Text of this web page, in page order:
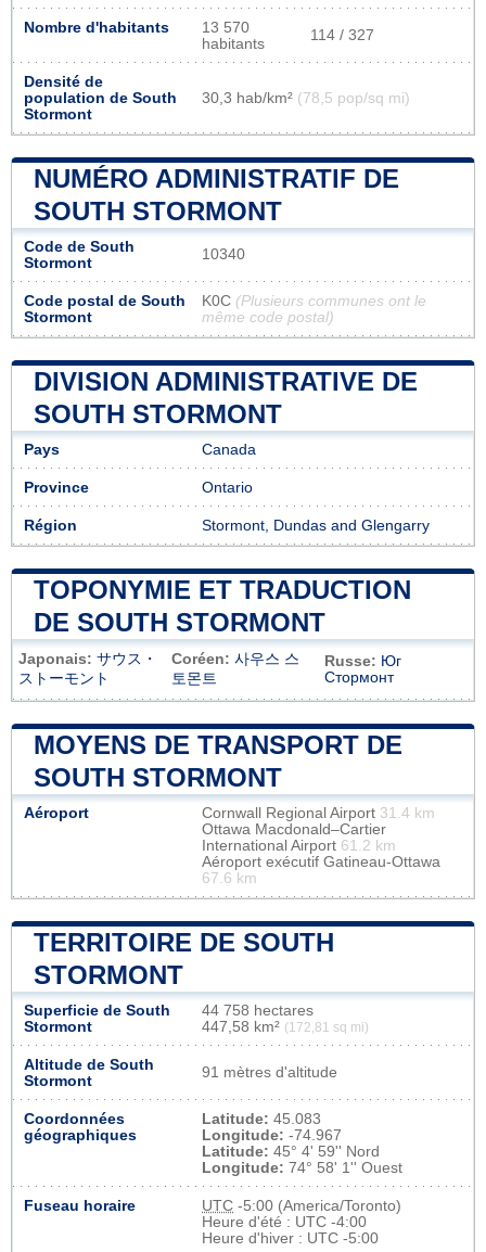
Nombre d'habitants
13 570
habitants
114 / 327
Densité de
population de South
Stormont
30,3 hab/km² (78,5 pop/sq mi)
NUMÉRO ADMINISTRATIF DE
SOUTH STORMONT
Code de South
Stormont
10340
Code postal de South
Stormont
K0C (Plusieurs communes ont le
même code postal)
DIVISION ADMINISTRATIVE DE
SOUTH STORMONT
Pays Canada
Province Ontario
Région Stormont, Dundas and Glengarry
TOPONYMIE ET TRADUCTION
DE SOUTH STORMONT
Japonais: サウス・
ストーモント
Coréen: 사우스 스
토몬트
Russe: Юг
Стормонт
MOYENS DE TRANSPORT DE
SOUTH STORMONT
Aéroport Cornwall Regional Airport 31.4 km
Ottawa Macdonald–Cartier
International Airport 61.2 km
Aéroport exécutif Gatineau-Ottawa
67.6 km
TERRITOIRE DE SOUTH
STORMONT
Superficie de South
Stormont
44 758 hectares
447,58 km² (172,81 sq mi)
Altitude de South
Stormont
91 mètres d'altitude
Coordonnées
géographiques
Latitude: 45.083
Longitude: -74.967
Latitude: 45° 4' 59'' Nord
Longitude: 74° 58' 1'' Ouest
Fuseau horaire UTC -5:00 (America/Toronto)
Heure d'été : UTC -4:00
Heure d'hiver : UTC -5:00